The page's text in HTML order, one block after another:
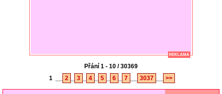
REKLAMA
Přání 1 - 10 / 30369
1
2 3 4 5 6 7 3037 >>